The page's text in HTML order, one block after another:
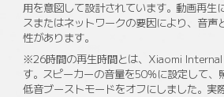
用を意図して設計されています。動画再生
スまたはネットワークの要因により、音声
性があります。
※26時間の再生時間とは、Xiaomi Internal
す。スピーカーの音量を50%に設定して、
低音ブーストモードをオフにしました。実